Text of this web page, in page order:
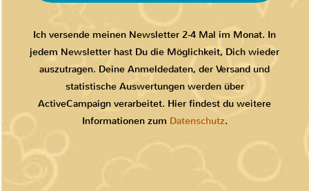
Ich versende meinen Newsletter 2-4 Mal im Monat. In
jedem Newsletter hast Du die Möglichkeit, Dich wieder
auszutragen. Deine Anmeldedaten, der Versand und
statistische Auswertungen werden über
ActiveCampaign verarbeitet. Hier findest du weitere
Informationen zum Datenschutz.